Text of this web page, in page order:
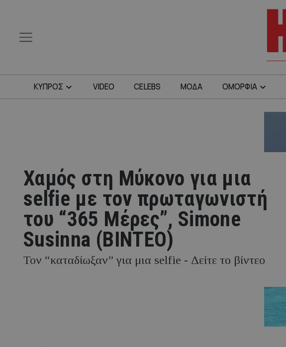
ΚΥΠΡΟΣ VIDEO CELEBS ΜΟΔΑ ΟΜΟΡΦΙΑ
Χαμός στη Μύκονο για μια
selfie με τον πρωταγωνιστή
του “365 Μέρες”, Simone
Susinna (ΒΙΝΤΕΟ)
Τον “καταδίωξαν” για μια selfie - Δείτε το βίντεο